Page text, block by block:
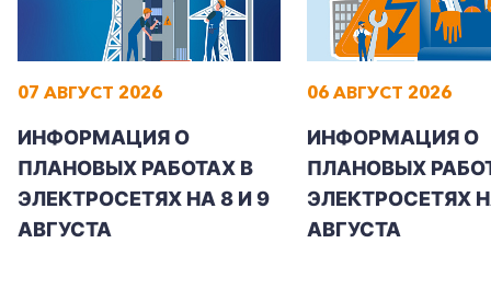
07 АВГУСТ 2026
ИНФОРМАЦИЯ О
ПЛАНОВЫХ РАБОТАХ В
ЭЛЕКТРОСЕТЯХ НА 8 И 9
АВГУСТА
06 АВГУСТ 2026
ИНФОРМАЦИЯ О
ПЛАНОВЫХ
ЭЛЕКТРОСЕТЯХ
АВГУСТА